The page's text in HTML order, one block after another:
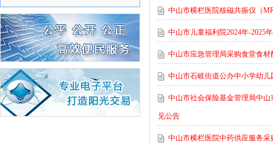
中山市横栏医院核磁共振仪（
中山市儿童福利院2024年-2025
中山市应急管理局采购食堂食
中山市石岐街道公办中小学幼
中山市社会保险基金管理局中
见公告
中山市横栏医院中药供应服务